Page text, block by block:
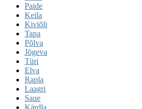
Paide
Keila
Kiviõli
Tapa
Põlva
Jõgeva
Türi
Elva
Rapla
Laagri
Saue
Kärdla